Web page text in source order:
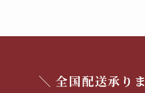
＼ 全国配送承り